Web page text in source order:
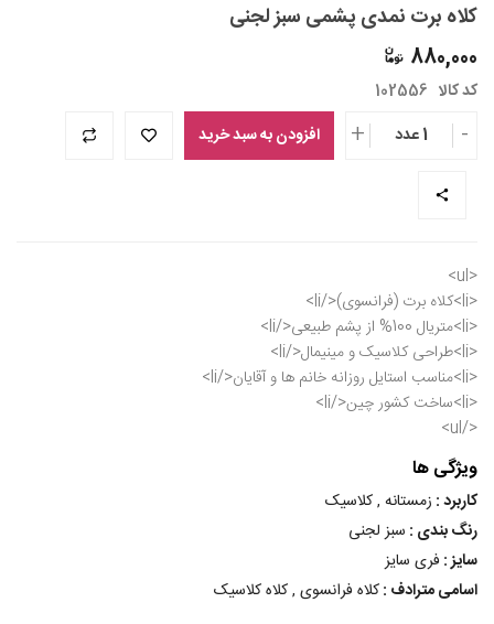
کلاه برت نمدی پشمی سبز لجنی
880,000
کد کالا 102556
- 1 عدد + افزودن به سبد خرید
</ul>
ویژگی ها
کاربرد : زمستانه , کلاسیک
رنگ بندی : سبز لجنی
سایز : فری سایز
اسامی مترادف :کلاه فرانسوی , کلاه کلاسیک